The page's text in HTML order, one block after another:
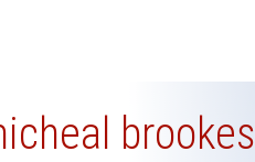
brookes